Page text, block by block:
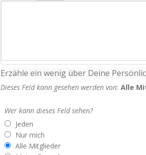
Erzähle ein wenig über Deine
Dieses Feld kann gesehen werden von: Alle
Wer kann dieses Feld sehen?
Jeden
Nur mich
Alle Mitglieder